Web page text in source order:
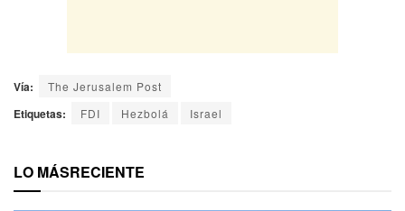
Vía: The Jerusalem Post
Etiquetas: FDI Hezbolá Israel
LO MÁSRECIENTE